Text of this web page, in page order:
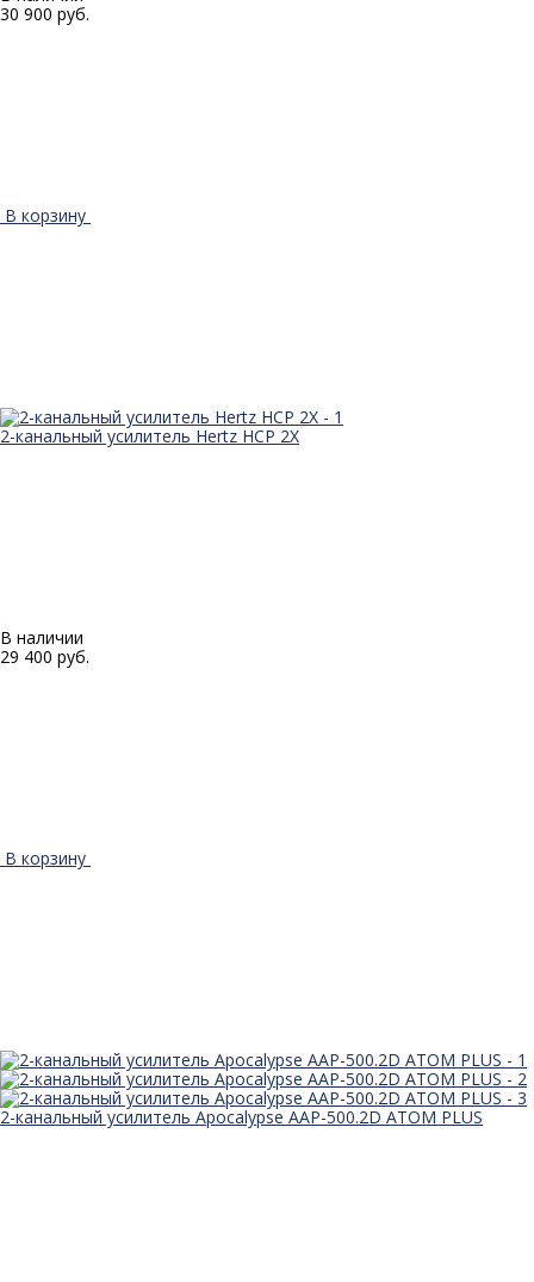
30 900 руб.
В корзину
2-канальный усилитель Hertz HCP 2X
В наличии
29 400 руб.
В корзину
2-канальный усилитель Apocalypse AAP-500.2D ATOM PLUS